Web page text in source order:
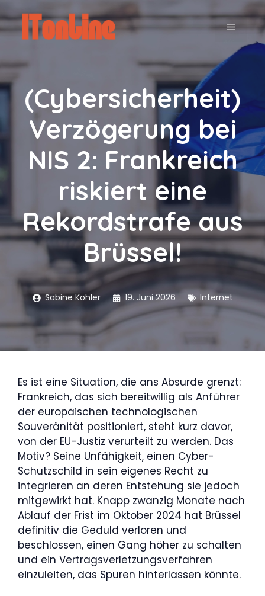
Inhalt
springen
MENÜ
(Cybersicherheit)
Verzögerung bei
NIS 2: Frankreich
riskiert eine
Rekordstrafe aus
Brüssel!
Sabine Köhler 19. Juni 2026 Internet
Es ist eine Situation, die ans Absurde grenzt:
Frankreich, das sich bereitwillig als Anführer
der europäischen technologischen
Souveränität positioniert, steht kurz davor,
von der EU-Justiz verurteilt zu werden. Das
Motiv? Seine Unfähigkeit, einen Cyber-
Schutzschild in sein eigenes Recht zu
integrieren an deren Entstehung sie jedoch
mitgewirkt hat. Knapp zwanzig Monate nach
Ablauf der Frist im Oktober 2024 hat Brüssel
definitiv die Geduld verloren und
beschlossen, einen Gang höher zu schalten
und ein Vertragsverletzungsverfahren
einzuleiten, das Spuren hinterlassen könnte.